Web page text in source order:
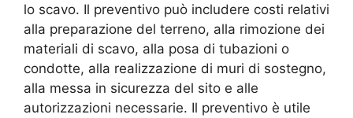
lo scavo. Il preventivo può includere costi relativi
alla preparazione del terreno, alla rimozione dei
materiali di scavo, alla posa di tubazioni o
condotte, alla realizzazione di muri di sostegno,
alla messa in sicurezza del sito e alle
autorizzazioni necessarie. Il preventivo è utile